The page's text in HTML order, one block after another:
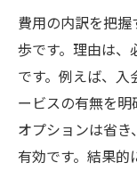
費用の内訳を把
歩です。理由は、
です。例えば、
ービスの有無を
オプションは省
有効です。結果